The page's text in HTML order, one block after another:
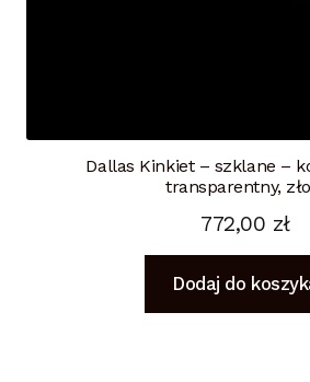
Dallas Kinkiet – szklane –
transparentny,
772,00 zł
Dodaj do